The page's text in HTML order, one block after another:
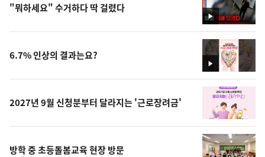
영
상
"뭐하세요" 수거하다 딱 걸렸다
영
상
6.7% 인상의 결과는요?
2027년 9월 신청분부터 달라지는 '근로장려금'
방학 중 초등돌봄교육 현장 방문